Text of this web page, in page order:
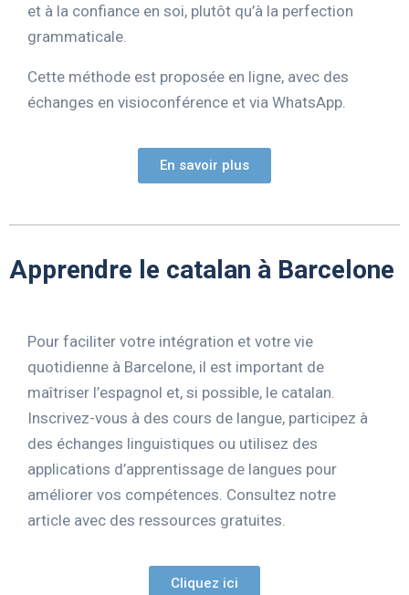
et à la confiance en soi, plutôt qu’à la perfection
grammaticale.
Cette méthode est proposée en ligne, avec des
échanges en visioconférence et via WhatsApp.
En savoir plus
Apprendre le catalan à Barcelone
Pour faciliter votre intégration et votre vie
quotidienne à Barcelone, il est important de
maîtriser l’espagnol et, si possible, le catalan.
Inscrivez-vous à des cours de langue, participez à
des échanges linguistiques ou utilisez des
applications d’apprentissage de langues pour
améliorer vos compétences. Consultez notre
article avec des ressources gratuites.
Cliquez ici